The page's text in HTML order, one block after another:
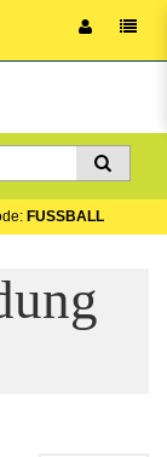
FUSSBALL